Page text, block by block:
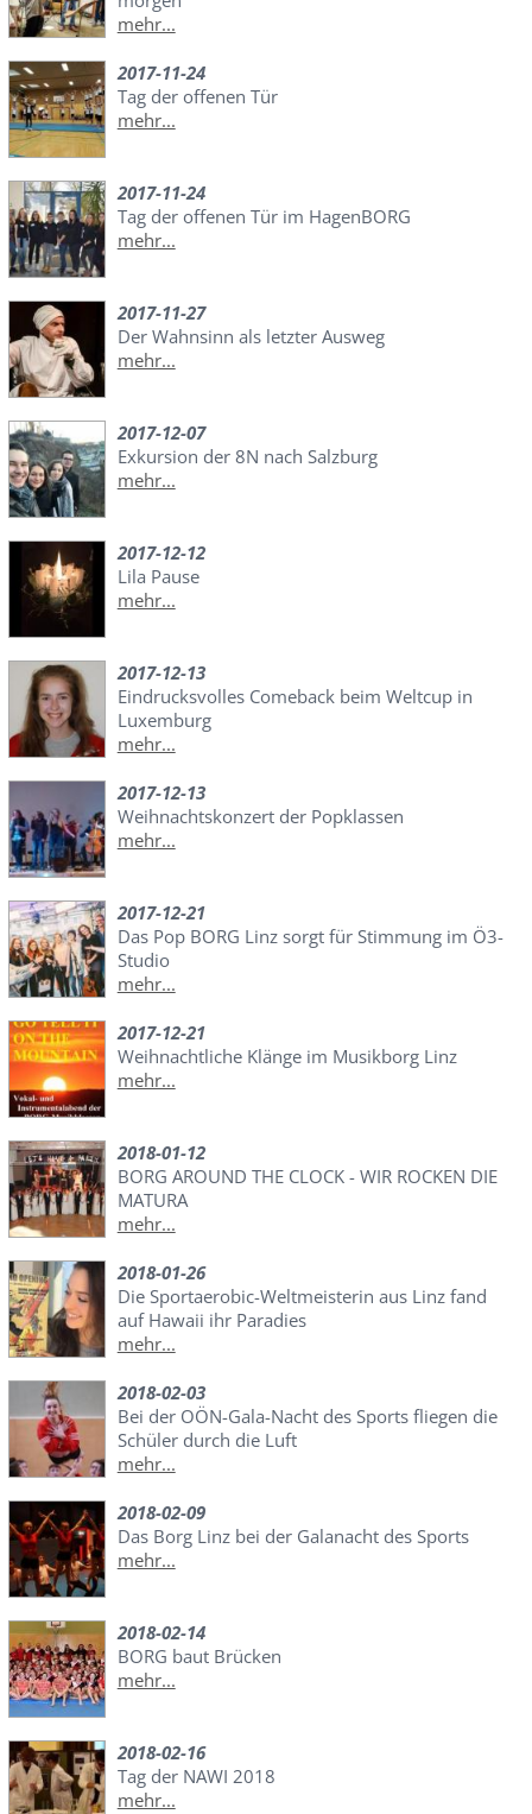
mehr...
2017-11-24
Tag der offenen Tür
mehr...
2017-11-24
Tag der offenen Tür im HagenBORG
mehr...
2017-11-27
Der Wahnsinn als letzter Ausweg
mehr...
2017-12-07
Exkursion der 8N nach Salzburg
mehr...
2017-12-12
Lila Pause
mehr...
2017-12-13
Eindrucksvolles Comeback beim Weltcup in
Luxemburg
mehr...
2017-12-13
Weihnachtskonzert der Popklassen
mehr...
2017-12-21
Das Pop BORG Linz sorgt für Stimmung im Ö3-
Studio
mehr...
2017-12-21
Weihnachtliche Klänge im Musikborg Linz
mehr...
2018-01-12
BORG AROUND THE CLOCK - WIR ROCKEN DIE
MATURA
mehr...
2018-01-26
Die Sportaerobic-Weltmeisterin aus Linz fand
auf Hawaii ihr Paradies
mehr...
2018-02-03
Bei der OÖN-Gala-Nacht des Sports fliegen die
Schüler durch die Luft
mehr...
2018-02-09
Das Borg Linz bei der Galanacht des Sports
mehr...
2018-02-14
BORG baut Brücken
mehr...
2018-02-16
Tag der NAWI 2018
mehr...